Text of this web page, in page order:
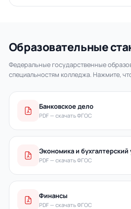
Образовательные
Федеральные государственные
специальностям колледжа. Нажмите,
Банковское дело
PDF — скачать ФГОС
Экономика и бухгалтерский
PDF — скачать ФГОС
Финансы
PDF — скачать ФГОС